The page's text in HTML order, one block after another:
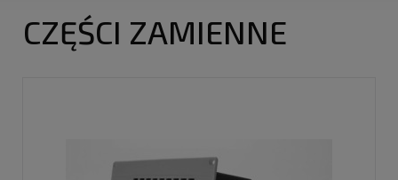
CZĘŚCI ZAMIENNE